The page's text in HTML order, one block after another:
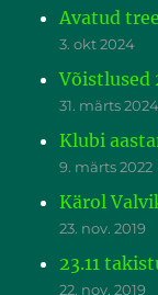
Avatud
3. okt 2024
Võistlused
31. märts 2024
Klubi
9. märts 2022
Kärol
23. nov. 2019
23.11
22. nov. 2019